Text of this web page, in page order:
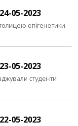
05-2023
епігенетики.
05-2023
студенти
05-2023